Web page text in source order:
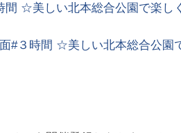
間 ☆美しい北本総合公園で楽
#３時間 ☆美しい北本総合公